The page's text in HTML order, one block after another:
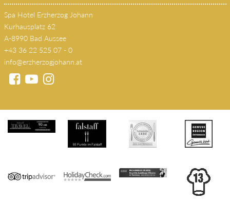
Spa Hotel Erzherzog Johann
Kurhausplatz 62
A-8990 Bad Aussee
+43 36 22 525 07 - 0
info@erzherzogjohann.at